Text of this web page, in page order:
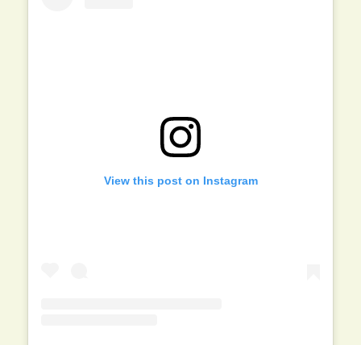
View this post on Instagram